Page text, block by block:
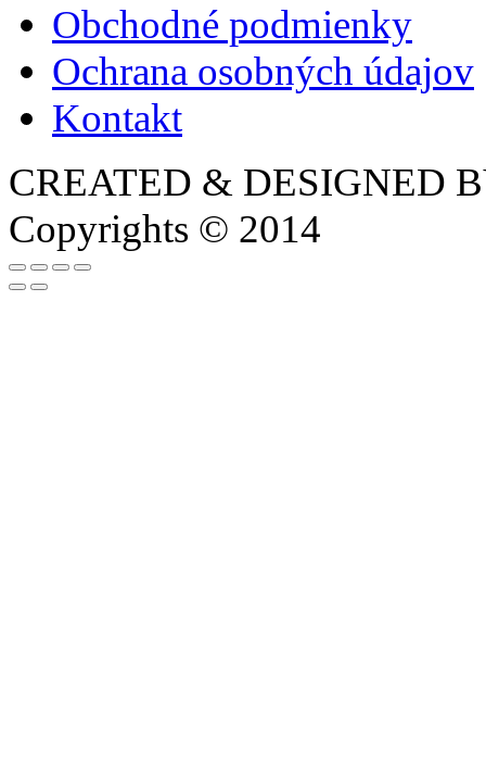
Obchodné podmienky
Ochrana osobných údajov
Kontakt
CREATED & DESIGNED
Copyrights © 2014